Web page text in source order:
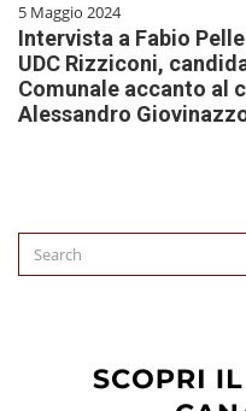
5 Maggio 2024
Intervista a Fabio
UDC Rizziconi,
Comunale accanto al
Alessandro
Search
for: